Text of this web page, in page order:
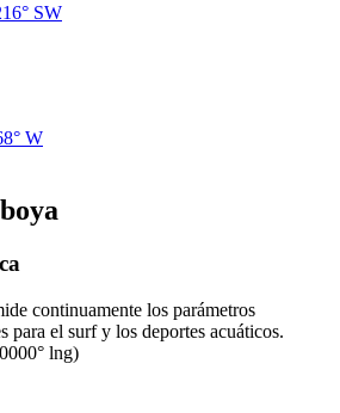
° SW
° W
continuamente los parámetros
para el surf y los deportes acuáticos.
° lng)